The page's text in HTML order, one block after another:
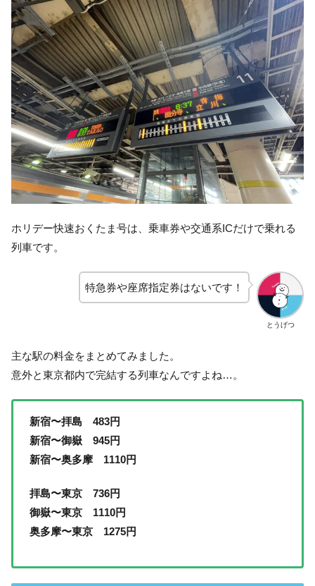
ホリデー快速おくたま号は、乗車券や交通系ICだけで乗れる
列車です。
とうげつ
特急券や座席指定券はないです！
主な駅の料金をまとめてみました。
意外と東京都内で完結する列車なんですよね…。
新宿〜拝島 483円
新宿〜御嶽 945円
新宿〜奥多摩 1110円
拝島〜東京 736円
御嶽〜東京 1110円
奥多摩〜東京 1275円